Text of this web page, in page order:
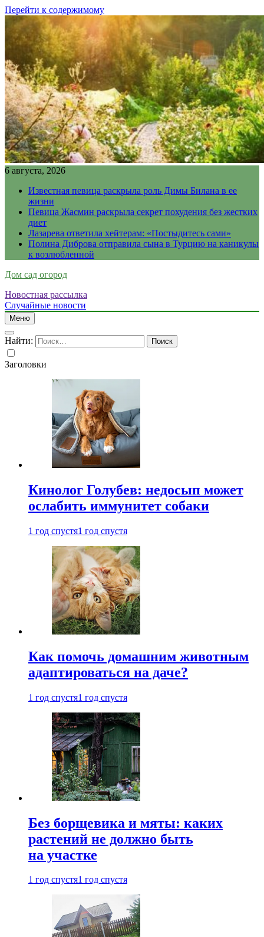
Перейти к содержимому
6 августа, 2026
Известная певица раскрыла роль Димы Билана в ее
жизни
Певица Жасмин раскрыла секрет похудения без жестких
диет
Лазарева ответила хейтерам: «Постыдитесь сами»
Полина Диброва отправила сына в Турцию на каникулы
к возлюбленной
Дом сад огород
Новостная рассылка
Случайные новости
Меню
Найти:
Заголовки
Кинолог Голубев: недосып может
ослабить иммунитет собаки
1 год спустя1 год спустя
Как помочь домашним животным
адаптироваться на даче?
1 год спустя1 год спустя
Без борщевика и мяты: каких
растений не должно быть
на участке
1 год спустя1 год спустя